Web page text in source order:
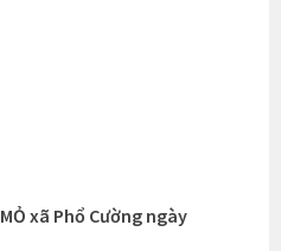
xã Phổ Cường ngày